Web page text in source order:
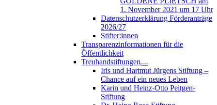
1. November 2021 um 17 Uhr
Datenschutzerklärung Förderanträge
2026/27
Stifter:innen
Transparenzinformationen für die
Öffentlichkeit
Treuhandstiftungen
Iris und Hartmut Jürgens Stiftung –
Chance auf ein neues Leben
Karin und Heinz-Otto Peitgen-
Stiftung